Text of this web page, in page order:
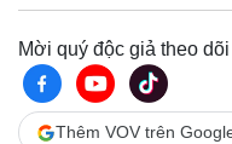
Mời quý độc giả theo
Thêm VOV trên